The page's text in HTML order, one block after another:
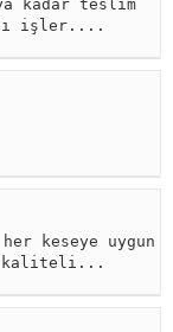
kadar teslim
işler....
keseye uygun
kaliteli...